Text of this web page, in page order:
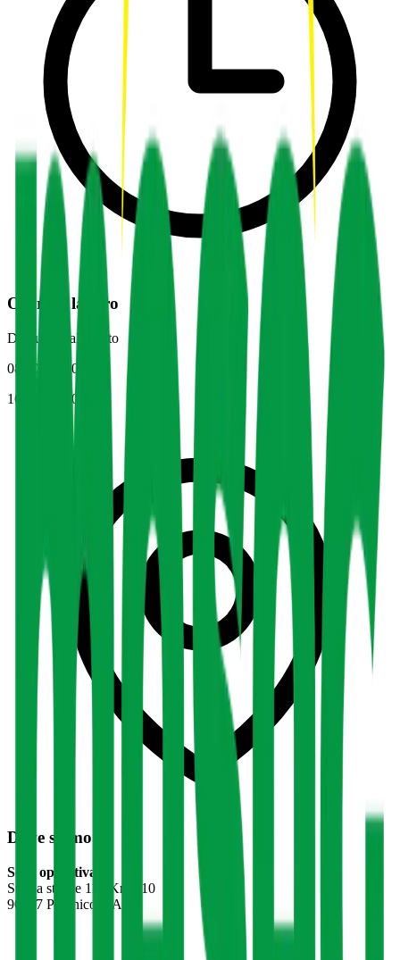
Orari di lavoro
Dal lunedì al sabato
08:00 – 13:00
16:00 – 20:00
Dove siamo
Sede operativa:
Strada statale 113 Km.310
90047 Partinico (PA)